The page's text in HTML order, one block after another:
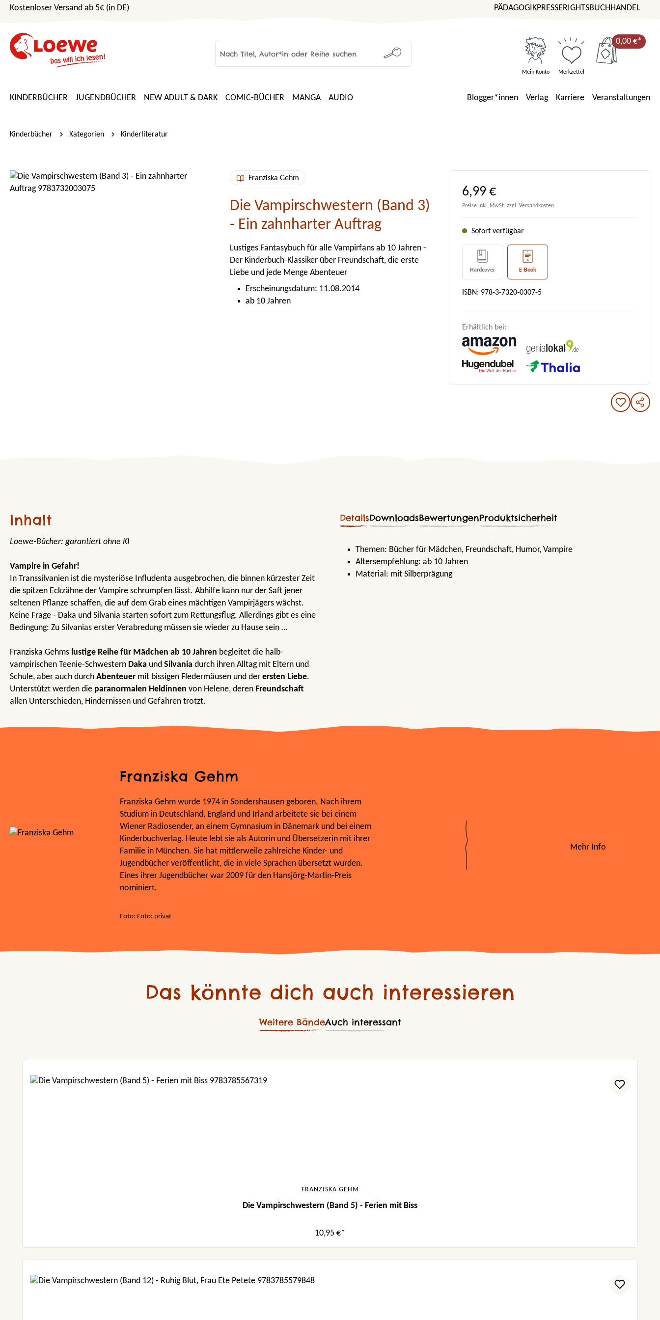
Hauptinhalt springen
Zur Suche springen
Zur Hauptnavigation springen
Kostenloser Versand ab 5€ (in DE) PÄDAGOGIKPRESSERIGHTSBUCHHANDEL
Mein Konto Merkzettel
0,00 €*
KINDERBÜCHER JUGENDBÜCHER NEW ADULT & DARK COMIC-BÜCHER MANGA AUDIO Blogger*innen Verlag Karriere Veranstaltungen
Kinderbücher Kategorien Kinderliteratur
Bildergalerie überspringen Franziska Gehm
Die Vampirschwestern (Band 3)
- Ein zahnharter Auftrag
Lustiges Fantasybuch für alle Vampirfans ab 10 Jahren -
Der Kinderbuch-Klassiker über Freundschaft, die erste
Liebe und jede Menge Abenteuer
Erscheinungsdatum: 11.08.2014
ab 10 Jahren
Regulärer Preis:
6,99 €
Preise inkl. MwSt. zzgl. Versandkosten
Sofort verfügbar
Hardcover E-Book
ISBN: 978-3-7320-0307-5
Erhältlich bei:
Inhalt
Loewe-Bücher: garantiert ohne KI
Vampire in Gefahr!
In Transsilvanien ist die mysteriöse Infludenta ausgebrochen, die binnen kürzester Zeit
die spitzen Eckzähne der Vampire schrumpfen lässt. Abhilfe kann nur der Saft jener
seltenen Pflanze schaffen, die auf dem Grab eines mächtigen Vampirjägers wächst.
Keine Frage - Daka und Silvania starten sofort zum Rettungsflug. Allerdings gibt es eine
Bedingung: Zu Silvanias erster Verabredung müssen sie wieder zu Hause sein …
Franziska Gehms lustige Reihe für Mädchen ab 10 Jahren begleitet die halb-
vampirischen Teenie-Schwestern Daka und Silvania durch ihren Alltag mit Eltern und
Schule, aber auch durch Abenteuer mit bissigen Fledermäusen und der ersten Liebe.
Unterstützt werden die paranormalen Heldinnen von Helene, deren Freundschaft
allen Unterschieden, Hindernissen und Gefahren trotzt.
DetailsDownloadsBewertungenProduktsicherheit
Themen: Bücher für Mädchen, Freundschaft, Humor, Vampire
Altersempfehlung: ab 10 Jahren
Material: mit Silberprägung
Franziska Gehm
Franziska Gehm wurde 1974 in Sondershausen geboren. Nach ihrem
Studium in Deutschland, England und Irland arbeitete sie bei einem
Wiener Radiosender, an einem Gymnasium in Dänemark und bei einem
Kinderbuchverlag. Heute lebt sie als Autorin und Übersetzerin mit ihrer
Familie in München. Sie hat mittlerweile zahlreiche Kinder- und
Jugendbücher veröffentlicht, die in viele Sprachen übersetzt wurden.
Eines ihrer Jugendbücher war 2009 für den Hansjörg-Martin-Preis
nominiert.
Foto: Foto: privat
Mehr Info
Das könnte dich auch interessieren
Weitere BändeAuch interessant
FRANZISKA GEHM
Die Vampirschwestern (Band 5) - Ferien mit Biss
10,95 €*